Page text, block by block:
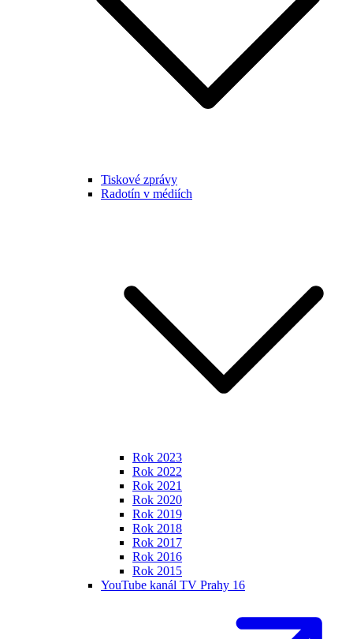
Tiskové zprávy
Radotín v médiích
Rok 2023
Rok 2022
Rok 2021
Rok 2020
Rok 2019
Rok 2018
Rok 2017
Rok 2016
Rok 2015
YouTube kanál TV Prahy 16